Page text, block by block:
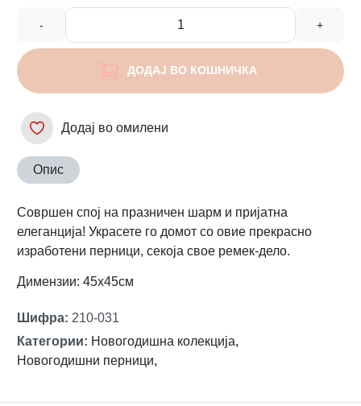
- +
ДОДАЈ ВО КОШНИЧКА
Додај во омилени
Опис
Совршен спој на празничен шарм и пријатна
елеганција! Украсете го домот со овие прекрасно
изработени перници, секоја свое ремек-дело.
Димензии: 45x45см
Шифра: 210-031
Категории: Новогодишна колекција,
Новогодишни перници,